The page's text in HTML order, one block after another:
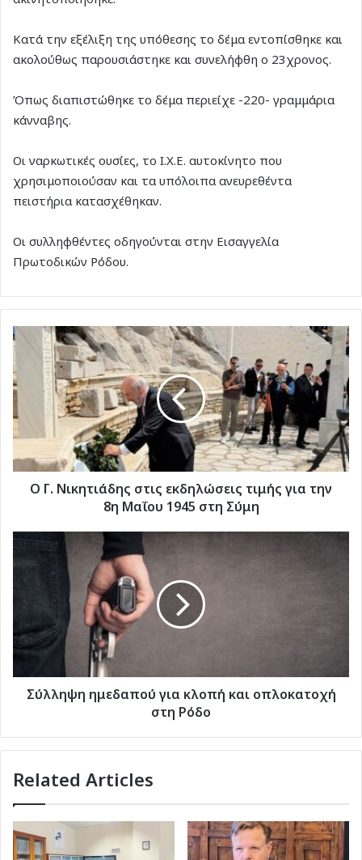
Κατά την εξέλιξη της υπόθεσης το δέμα εντοπίσθηκε και
ακολούθως παρουσιάστηκε και συνελήφθη ο 23χρονος.
Όπως διαπιστώθηκε το δέμα περιείχε -220- γραμμάρια
κάνναβης.
Οι ναρκωτικές ουσίες, το Ι.Χ.Ε. αυτοκίνητο που
χρησιμοποιούσαν και τα υπόλοιπα ανευρεθέντα
πειστήρια κατασχέθηκαν.
Οι συλληφθέντες οδηγούνται στην Εισαγγελία
Πρωτοδικών Ρόδου.
Ο
Γ.
Νικητιάδης
στις
εκδηλώσεις
τιμής
για
8η
Μαΐου
Σύμη
Ο Γ. Νικητιάδης στις εκδηλώσεις τιμής για την
8η Μαΐου 1945 στη Σύμη
Σύλληψη
ημεδαπού
οπλοκατοχή
στη
Ρόδο
Σύλληψη ημεδαπού για κλοπή και οπλοκατοχή
στη Ρόδο
Related Articles